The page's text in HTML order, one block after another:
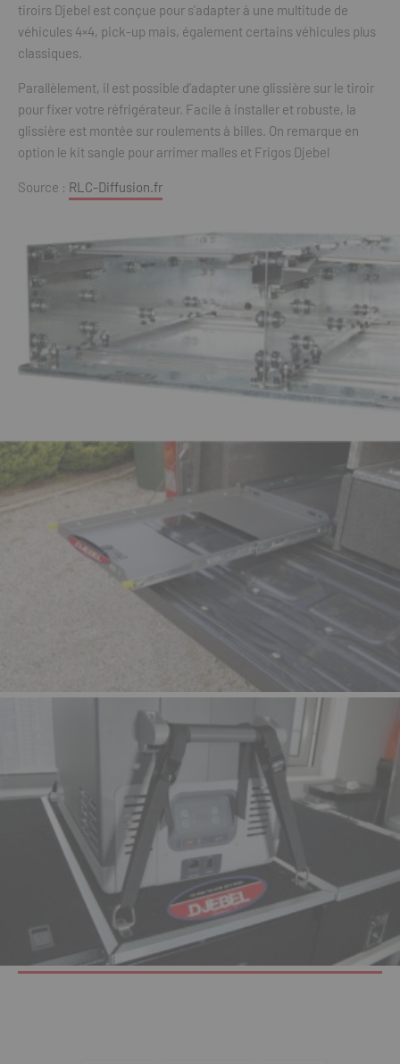
tiroirs Djebel est conçue pour s’adapter à une multitude de
véhicules 4×4, pick-up mais, également certains véhicules plus
classiques.
Parallèlement, il est possible d’adapter une glissière sur le tiroir
pour fixer votre réfrigérateur. Facile à installer et robuste, la
glissière est montée sur roulements à billes. On remarque en
option le kit sangle pour arrimer malles et Frigos Djebel
Source : RLC-Diffusion.fr